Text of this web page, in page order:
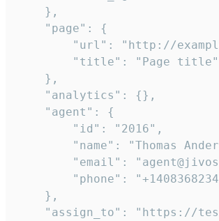
    },
    "page": {
"url": "http://
        "title": "Page title"
    },
    "analytics": {},
    "agent": {
        "id": "2016",
"name": "Thomas
"email":
"phone":
    },
"assign_to": "https://